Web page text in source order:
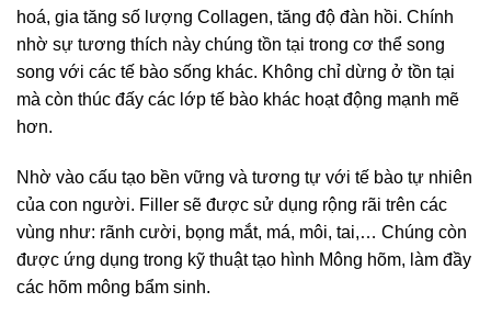
hoá, gia tăng số lượng Collagen, tăng độ đàn hồi. Chính
nhờ sự tương thích này chúng tồn tại trong cơ thể song
song với các tế bào sống khác. Không chỉ dừng ở tồn tại
mà còn thúc đấy các lớp tế bào khác hoạt động mạnh mẽ
hơn.
Nhờ vào cấu tạo bền vững và tương tự với tế bào tự nhiên
của con người. Filler sẽ được sử dụng rộng rãi trên các
vùng như: rãnh cười, bọng mắt, má, môi, tai,… Chúng còn
được ứng dụng trong kỹ thuật tạo hình Mông hõm, làm đầy
các hõm mông bẩm sinh.